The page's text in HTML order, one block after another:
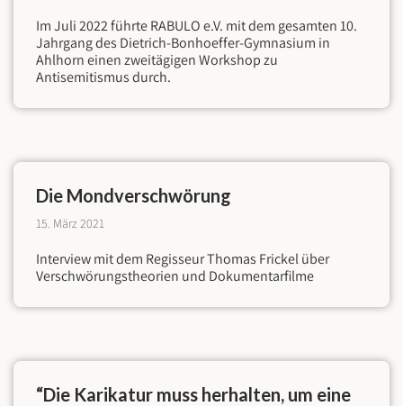
Im Juli 2022 führte RABULO e.V. mit dem gesamten 10.
Jahrgang des Dietrich-Bonhoeffer-Gymnasium in
Ahlhorn einen zweitägigen Workshop zu
Antisemitismus durch.
Die Mond­verschwörung
15. März 2021
Interview mit dem Regisseur Thomas Frickel über
Verschwörungstheorien und Dokumentarfilme
“Die Karikatur muss herhalten, um eine